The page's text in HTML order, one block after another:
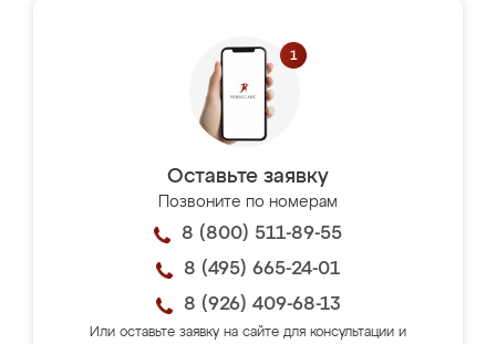
Оставьте заявку
Позвоните по номерам
8 (800) 511-89-55
8 (495) 665-24-01
8 (926) 409-68-13
Или оставьте заявку на сайте для консультации и